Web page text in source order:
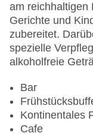
am reichhaltigen
Gerichte und
zubereitet.
spezielle
alkoholfreie
Bar
Kontinentales
Cafe